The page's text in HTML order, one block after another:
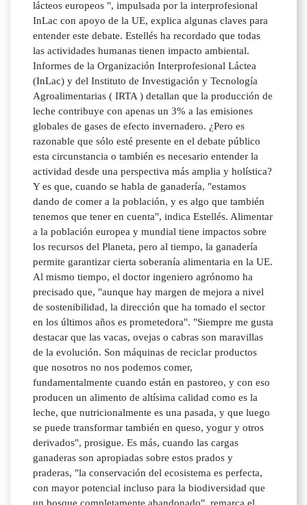
lácteos europeos ", impulsada por la interprofesional
InLac con apoyo de la UE, explica algunas claves para
entender este debate. Estellés ha recordado que todas
las actividades humanas tienen impacto ambiental.
Informes de la Organización Interprofesional Láctea
(InLac) y del Instituto de Investigación y Tecnología
Agroalimentarias ( IRTA ) detallan que la producción de
leche contribuye con apenas un 3% a las emisiones
globales de gases de efecto invernadero. ¿Pero es
razonable que sólo esté presente en el debate público
esta circunstancia o también es necesario entender la
actividad desde una perspectiva más amplia y holística?
Y es que, cuando se habla de ganadería, "estamos
dando de comer a la población, y es algo que también
tenemos que tener en cuenta", indica Estellés. Alimentar
a la población europea y mundial tiene impactos sobre
los recursos del Planeta, pero al tiempo, la ganadería
permite garantizar cierta soberanía alimentaria en la UE.
Al mismo tiempo, el doctor ingeniero agrónomo ha
precisado que, "aunque hay margen de mejora a nivel
de sostenibilidad, la dirección que ha tomado el sector
en los últimos años es prometedora". "Siempre me gusta
destacar que las vacas, ovejas o cabras son maravillas
de la evolución. Son máquinas de reciclar productos
que nosotros no nos podemos comer,
fundamentalmente cuando están en pastoreo, y con eso
producen un alimento de altísima calidad como es la
leche, que nutricionalmente es una pasada, y que luego
se puede transformar también en queso, yogur y otros
derivados", prosigue. Es más, cuando las cargas
ganaderas son apropiadas sobre estos prados y
praderas, "la conservación del ecosistema es perfecta,
con mayor potencial incluso para la biodiversidad que